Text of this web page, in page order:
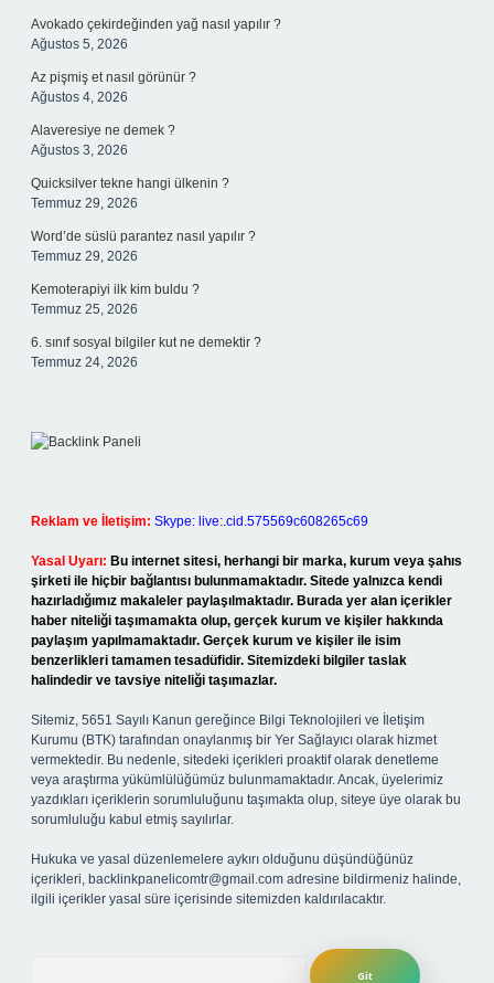
Avokado çekirdeğinden yağ nasıl yapılır ?
Ağustos 5, 2026
Az pişmiş et nasıl görünür ?
Ağustos 4, 2026
Alaveresiye ne demek ?
Ağustos 3, 2026
Quicksilver tekne hangi ülkenin ?
Temmuz 29, 2026
Word’de süslü parantez nasıl yapılır ?
Temmuz 29, 2026
Kemoterapiyi ilk kim buldu ?
Temmuz 25, 2026
6. sınıf sosyal bilgiler kut ne demektir ?
Temmuz 24, 2026
Reklam ve İletişim: Skype: live:.cid.575569c608265c69
Yasal Uyarı: Bu internet sitesi, herhangi bir marka, kurum veya şahıs
şirketi ile hiçbir bağlantısı bulunmamaktadır. Sitede yalnızca kendi
hazırladığımız makaleler paylaşılmaktadır. Burada yer alan içerikler
haber niteliği taşımamakta olup, gerçek kurum ve kişiler hakkında
paylaşım yapılmamaktadır. Gerçek kurum ve kişiler ile isim
benzerlikleri tamamen tesadüfidir. Sitemizdeki bilgiler taslak
halindedir ve tavsiye niteliği taşımazlar.
Sitemiz, 5651 Sayılı Kanun gereğince Bilgi Teknolojileri ve İletişim
Kurumu (BTK) tarafından onaylanmış bir Yer Sağlayıcı olarak hizmet
vermektedir. Bu nedenle, sitedeki içerikleri proaktif olarak denetleme
veya araştırma yükümlülüğümüz bulunmamaktadır. Ancak, üyelerimiz
yazdıkları içeriklerin sorumluluğunu taşımakta olup, siteye üye olarak bu
sorumluluğu kabul etmiş sayılırlar.
Hukuka ve yasal düzenlemelere aykırı olduğunu düşündüğünüz
içerikleri, backlinkpanelicomtr@gmail.com adresine bildirmeniz halinde,
ilgili içerikler yasal süre içerisinde sitemizden kaldırılacaktır.